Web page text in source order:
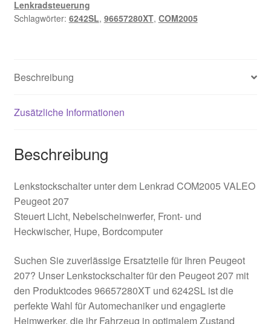
Lenkradsteuerung
Schlagwörter: 6242SL, 96657280XT, COM2005
Beschreibung
Zusätzliche Informationen
Beschreibung
Lenkstockschalter unter dem Lenkrad COM2005 VALEO
Peugeot 207
Steuert Licht, Nebelscheinwerfer, Front- und
Heckwischer, Hupe, Bordcomputer
Suchen Sie zuverlässige Ersatzteile für Ihren Peugeot
207? Unser Lenkstockschalter für den Peugeot 207 mit
den Produktcodes 96657280XT und 6242SL ist die
perfekte Wahl für Automechaniker und engagierte
Heimwerker, die ihr Fahrzeug in optimalem Zustand